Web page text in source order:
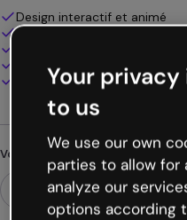
Design interactif et animé
100% personnalisable
Présentez, partagez ou
Téléchargez en PDF, MP4
Vous cherchez autre chose ?
Your
to us
We use our own
parties to allow for
analyze our
options according